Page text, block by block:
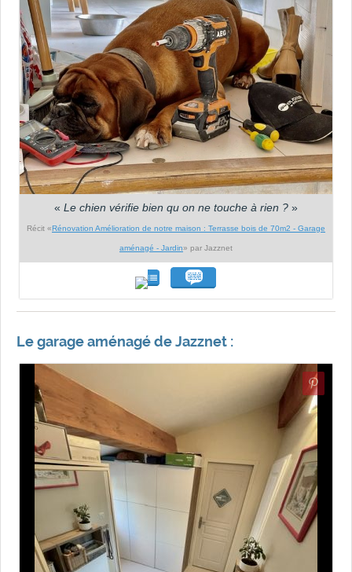
« Le chien vérifie bien qu on ne touche à rien ? »
Récit «Rénovation Amélioration de notre maison : Terrasse bois de 70m2 - Garage
aménagé - Jardin» par Jazznet
Le garage aménagé de Jazznet :